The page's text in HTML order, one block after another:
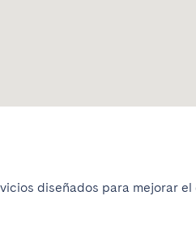
diseñados para mejorar el